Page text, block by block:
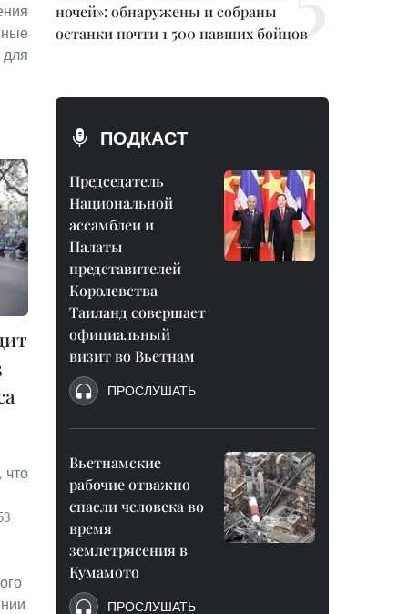
что
ночей»: обнаружены и собраны
останки почти 1 500 павших бойцов
ПОДКАСТ
Председатель
Национальной
ассамблеи и
Палаты
представителей
Королевства
Таиланд совершает
официальный
визит во Вьетнам
ПРОСЛУШАТЬ
Вьетнамские
рабочие отважно
спасли человека во
время
землетрясения в
Кумамото
ПРОСЛУШАТЬ